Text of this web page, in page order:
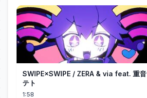
SWIPE×SWIPE / ZERA & via feat. 重音
テト
1:58